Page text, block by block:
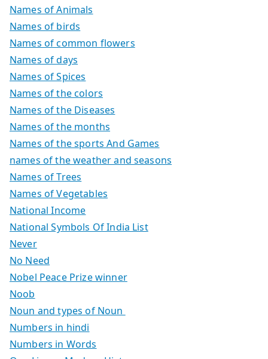
Names of Animals
Names of birds
Names of common flowers
Names of days
Names of Spices
Names of the colors
Names of the Diseases
Names of the months
Names of the sports And Games
names of the weather and seasons
Names of Trees
Names of Vegetables
National Income
National Symbols Of India List
Never
No Need
Nobel Peace Prize winner
Noob
Noun and types of Noun
Numbers in hindi
Numbers in Words